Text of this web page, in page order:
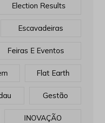
Election Results
Escavadeiras
Feiras E Eventos
Flat Earth
Gestão
INOVAÇÃO